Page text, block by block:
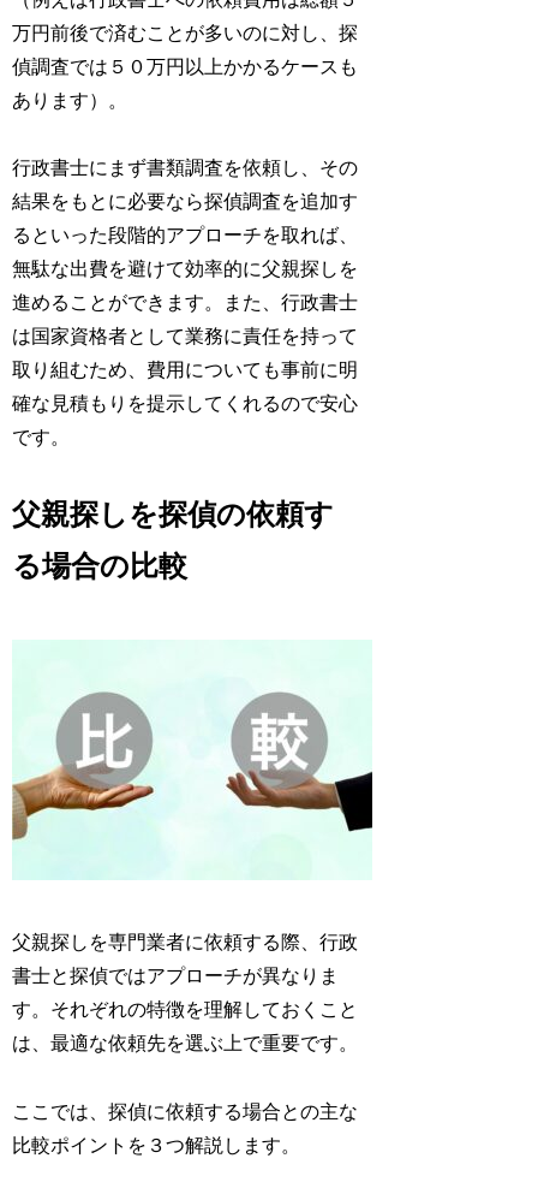
万円前後で済むことが多いのに対し、探
偵調査では５０万円以上かかるケースも
あります）。
行政書士にまず書類調査を依頼し、その
結果をもとに必要なら探偵調査を追加す
るといった段階的アプローチを取れば、
無駄な出費を避けて効率的に父親探しを
進めることができます。また、行政書士
は国家資格者として業務に責任を持って
取り組むため、費用についても事前に明
確な見積もりを提示してくれるので安心
です。
父親探しを探偵の依頼す
る場合の比較
父親探しを専門業者に依頼する際、行政
書士と探偵ではアプローチが異なりま
す。それぞれの特徴を理解しておくこと
は、最適な依頼先を選ぶ上で重要です。
ここでは、探偵に依頼する場合との主な
比較ポイントを３つ解説します。